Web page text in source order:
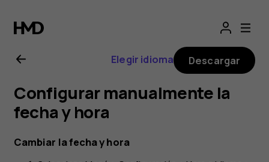
Guía
del
usuario
del
Nokia
Elegir idioma Descargar
Configurar manualmente la
fecha y hora
Cambiar la fecha y hora